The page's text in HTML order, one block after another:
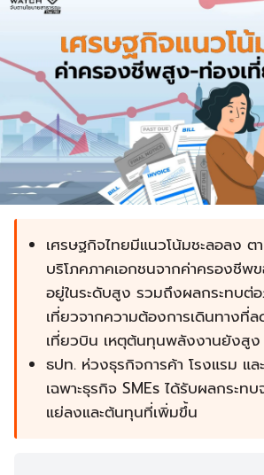
เศรษฐกิจไทยมีแนวโน้มชะลอลง ต
บริโภคภาคเอกชนจากค่าครองชีพ
อยู่ในระดับสูง รวมถึงผลกระทบต่
เที่ยวจากความต้องการเดินทางที่
เที่ยวบิน เหตุต้นทุนพลังงานยังสูง
ธปท. ห่วงธุรกิจการค้า โรงแรม แ
เฉพาะธุรกิจ SMEs ได้รับผลกระท
แย่ลงและต้นทุนที่เพิ่มขึ้น